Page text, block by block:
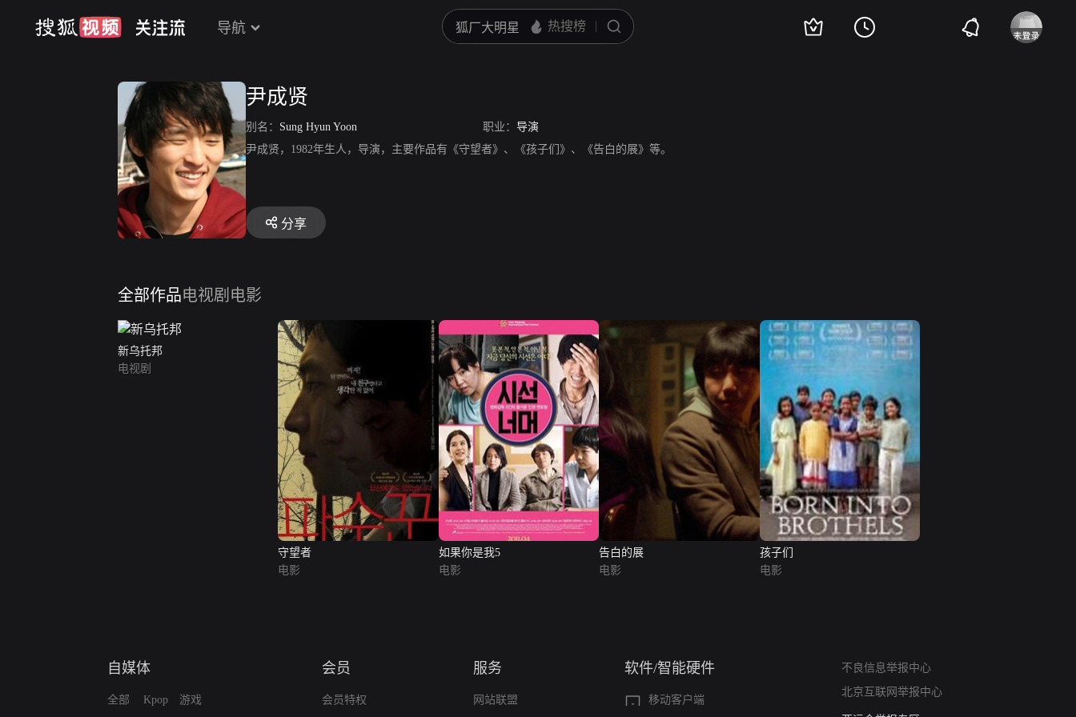
导航
尹成贤
别名： Sung Hyun Yoon 职业： 导演
尹成贤，1982年生人，导演，主要作品有《守望者》、《孩子们》、《告白的展》等。
分享
全部作品电视剧 电影
新乌托邦
电视剧
守望者
电影
如果你是我5
电影
告白的展
电影
孩子们
电影
自媒体
全部 Kpop 游戏
会员
会员特权
服务
网站联盟
软件/智能硬件
移动客户端
不良信息举报中心
北京互联网举报中心
算法推荐专项举报